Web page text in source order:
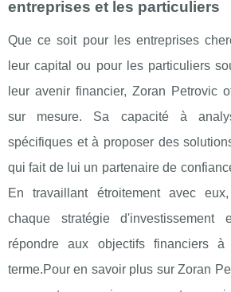
entreprises et les particuliers
Que ce soit pour les entreprises
leur capital ou pour les particuliers
leur avenir financier, Zoran Petrovic
sur mesure. Sa capacité à
spécifiques et à proposer des
qui fait de lui un partenaire de
En travaillant étroitement avec
chaque stratégie d'investissement
répondre aux objectifs financiers
terme.Pour en savoir plus sur Zoran